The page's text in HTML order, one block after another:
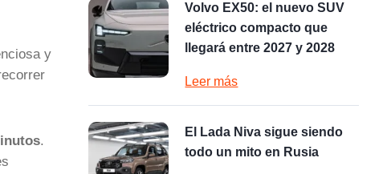
y
.
Volvo EX50: el nuevo SUV
eléctrico compacto que
llegará entre 2027 y 2028
Leer más
El Lada Niva sigue siendo
todo un mito en Rusia